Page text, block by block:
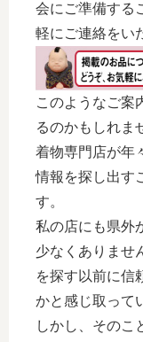
会にご準備する
軽にご連絡をい
このようなご案
るのかもしれま
着物専門店が年
情報を探し出す
す。
私の店にも県外
少なくありませ
を探す以前に信
かと感じ取って
しかし、そのこ